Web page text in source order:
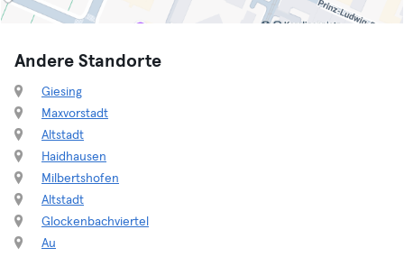
Andere Standorte
Giesing
Maxvorstadt
Altstadt
Haidhausen
Milbertshofen
Altstadt
Glockenbachviertel
Au